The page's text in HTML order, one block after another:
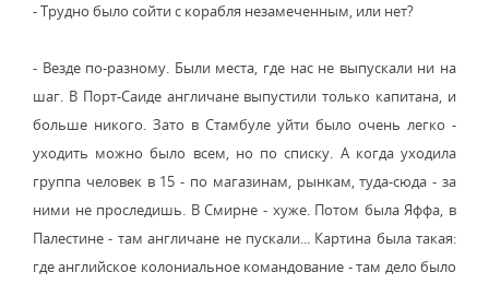
- Трудно было сойти с корабля незамеченным, или нет?
- Везде по-разному. Были места, где нас не выпускали ни на
шаг. В Порт-Саиде англичане выпустили только капитана, и
больше никого. Зато в Стамбуле уйти было очень легко -
уходить можно было всем, но по списку. А когда уходила
группа человек в 15 - по магазинам, рынкам, туда-сюда - за
ними не проследишь. В Смирне - хуже. Потом была Яффа, в
Палестине - там англичане не пускали... Картина была такая:
где английское колониальное командование - там дело было